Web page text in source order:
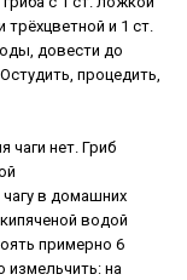
и 1 ст.
довести до
процедить,
чаги нет. Гриб
в домашних
водой
примерно 6
измельчить: на